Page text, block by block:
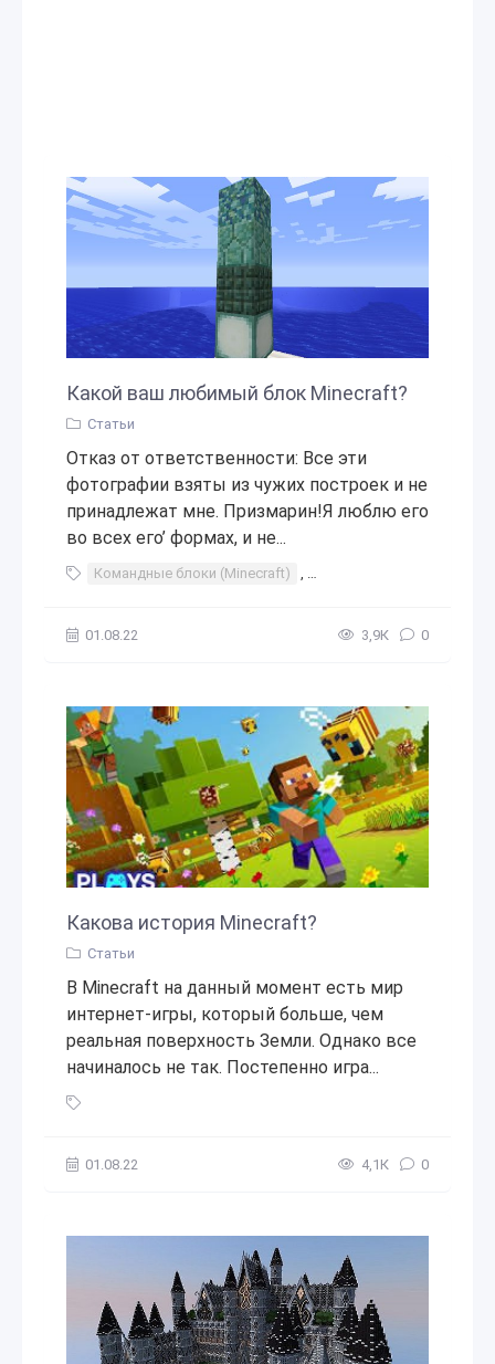
Какой ваш любимый блок Minecraft?
Статьи
Отказ от ответственности: Все эти
фотографии взяты из чужих построек и не
принадлежат мне. Призмарин!Я люблю его
во всех его’ формах, и не...
Командные блоки (Minecraft) , Minecraft Mods 2018
01.08.22 3,9К 0
Какова история Minecraft?
Статьи
В Minecraft на данный момент есть мир
интернет-игры, который больше, чем
реальная поверхность Земли. Однако все
начиналось не так. Постепенно игра...
01.08.22 4,1К 0